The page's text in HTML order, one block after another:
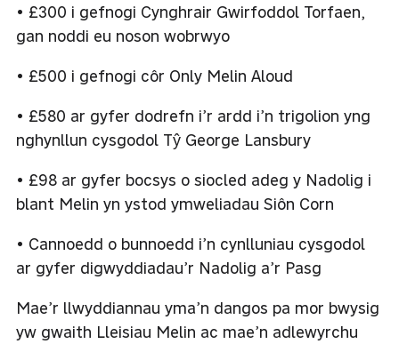
• £300 i gefnogi Cynghrair Gwirfoddol Torfaen,
gan noddi eu noson wobrwyo
• £500 i gefnogi côr Only Melin Aloud
• £580 ar gyfer dodrefn i’r ardd i’n trigolion yng
nghynllun cysgodol Tŷ George Lansbury
• £98 ar gyfer bocsys o siocled adeg y Nadolig i
blant Melin yn ystod ymweliadau Siôn Corn
• Cannoedd o bunnoedd i’n cynlluniau cysgodol
ar gyfer digwyddiadau’r Nadolig a’r Pasg
Mae’r llwyddiannau yma’n dangos pa mor bwysig
yw gwaith Lleisiau Melin ac mae’n adlewyrchu